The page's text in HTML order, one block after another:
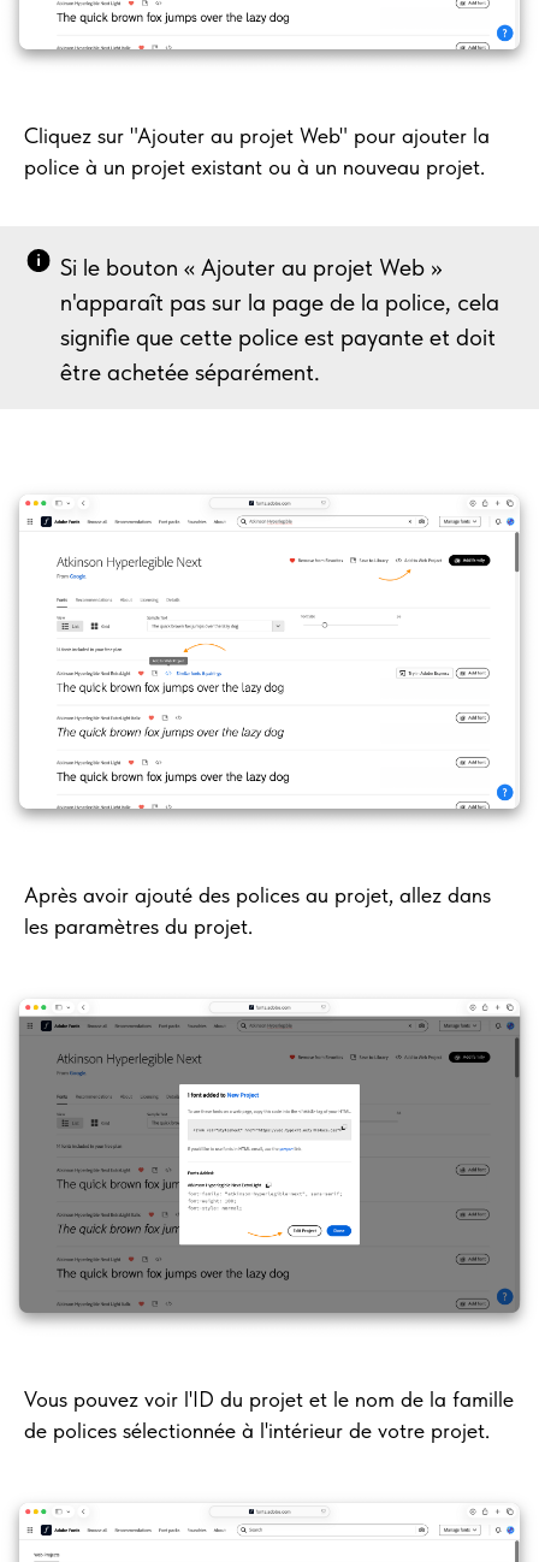
Cliquez sur "Ajouter au projet Web" pour ajouter la
police à un projet existant ou à un nouveau projet.
Si le bouton « Ajouter au projet Web »
n'apparaît pas sur la page de la police, cela
signifie que cette police est payante et doit
être achetée séparément.
Après avoir ajouté des polices au projet, allez dans
les paramètres du projet.
Vous pouvez voir l'ID du projet et le nom de la famille
de polices sélectionnée à l'intérieur de votre projet.